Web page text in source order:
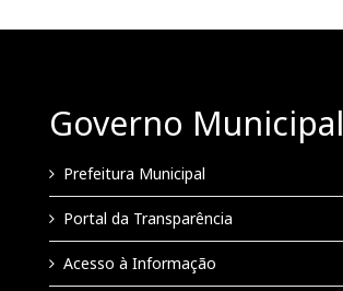
Governo Municipal
Prefeitura Municipal
Portal da Transparência
Acesso à Informação